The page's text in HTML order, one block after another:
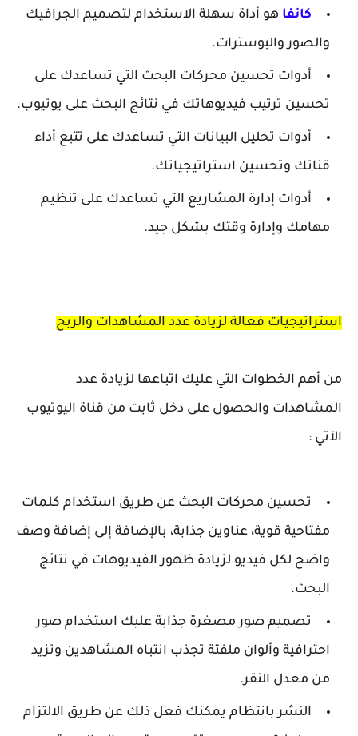
كانفا هو أداة سهلة الاستخدام لتصميم الجرافيك
والصور والبوسترات.
أدوات تحسين محركات البحث التي تساعدك على
تحسين ترتيب فيديوهاتك في نتائج البحث على يوتيوب.
أدوات تحليل البيانات التي تساعدك على تتبع أداء
قناتك وتحسين استراتيجياتك.
أدوات إدارة المشاريع التي تساعدك على تنظيم
مهامك وإدارة وقتك بشكل جيد.
استراتيجيات فعالة لزيادة عدد المشاهدات والربح
من أهم الخطوات التي عليك اتباعها لزيادة عدد
المشاهدات والحصول على دخل ثابت من قناة اليوتيوب
الآتي :
تحسين محركات البحث عن طريق استخدام كلمات
مفتاحية قوية، عناوين جذابة، بالإضافة إلى إضافة وصف
واضح لكل فيديو لزيادة ظهور الفيديوهات في نتائج
البحث.
تصميم صور مصغرة جذابة عليك استخدام صور
احترافية وألوان ملفتة تجذب انتباه المشاهدين وتزيد
من معدل النقر.
النشر بانتظام يمكنك فعل ذلك عن طريق الالتزام